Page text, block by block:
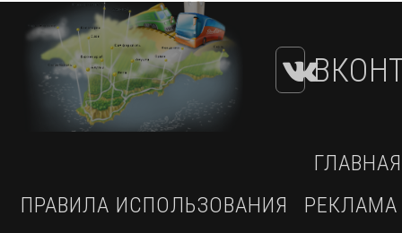
ГЛАВНАЯ
ПРАВИЛА ИСПОЛЬЗОВАНИЯ
РЕКЛАМА